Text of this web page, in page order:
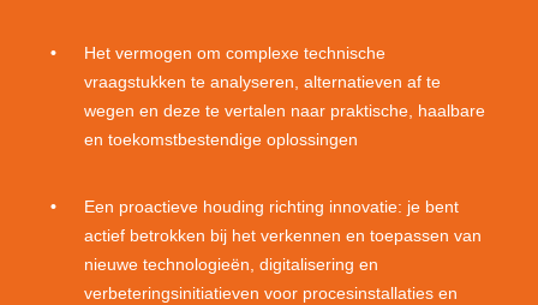
Het vermogen om complexe technische
vraagstukken te analyseren, alternatieven af te
wegen en deze te vertalen naar praktische, haalbare
en toekomstbestendige oplossingen
Een proactieve houding richting innovatie: je bent
actief betrokken bij het verkennen en toepassen van
nieuwe technologieën, digitalisering en
verbeteringsinitiatieven voor procesinstallaties en